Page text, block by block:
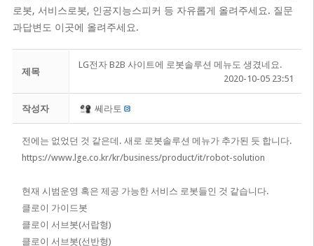
로봇, 서비스로봇, 인공지능스피커 등 자유롭게 올려주세요. 질문
과답변도 이곳에 올려주세요.
제목
LG전자 B2B 사이트에 로봇솔루션 메뉴도 생겼네요.
2020-10-05 23:51
작성자 쎄라토
전에는 없었던 것 같은데. 새로 로봇솔루션 메뉴가 추가된 듯 합니다.
https://www.lge.co.kr/kr/business/product/it/robot-solution
현재 시범운영 혹은 제공 가능한 서비스 로봇들인 것 같습니다.
클로이 가이드봇
클로이 서브봇(서랍형)
클로이 서브봇(선반형)